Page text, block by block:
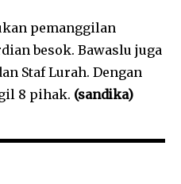
pemanggilan
besok. Bawaslu juga
Staf Lurah. Dengan
8 pihak. (sandika)